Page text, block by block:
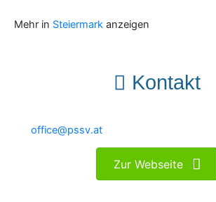
Kontakt
office@pssv.at
Zur Webseite
Mehr in Steiermark anzeigen